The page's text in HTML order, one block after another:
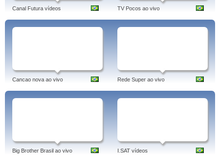
Canal Futura vídeos TV Pocos ao vivo
Cancao nova ao vivo Rede Super ao vivo
Big Brother Brasil ao vivo I.SAT vídeos